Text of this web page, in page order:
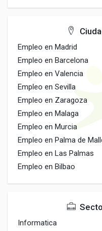
Empleo en Madrid
Empleo en Barcelona
Empleo en Valencia
Empleo en Sevilla
Empleo en Zaragoza
Empleo en Malaga
Empleo en Murcia
Empleo en Palma de
Empleo en Las Palmas
Empleo en Bilbao
Informatica